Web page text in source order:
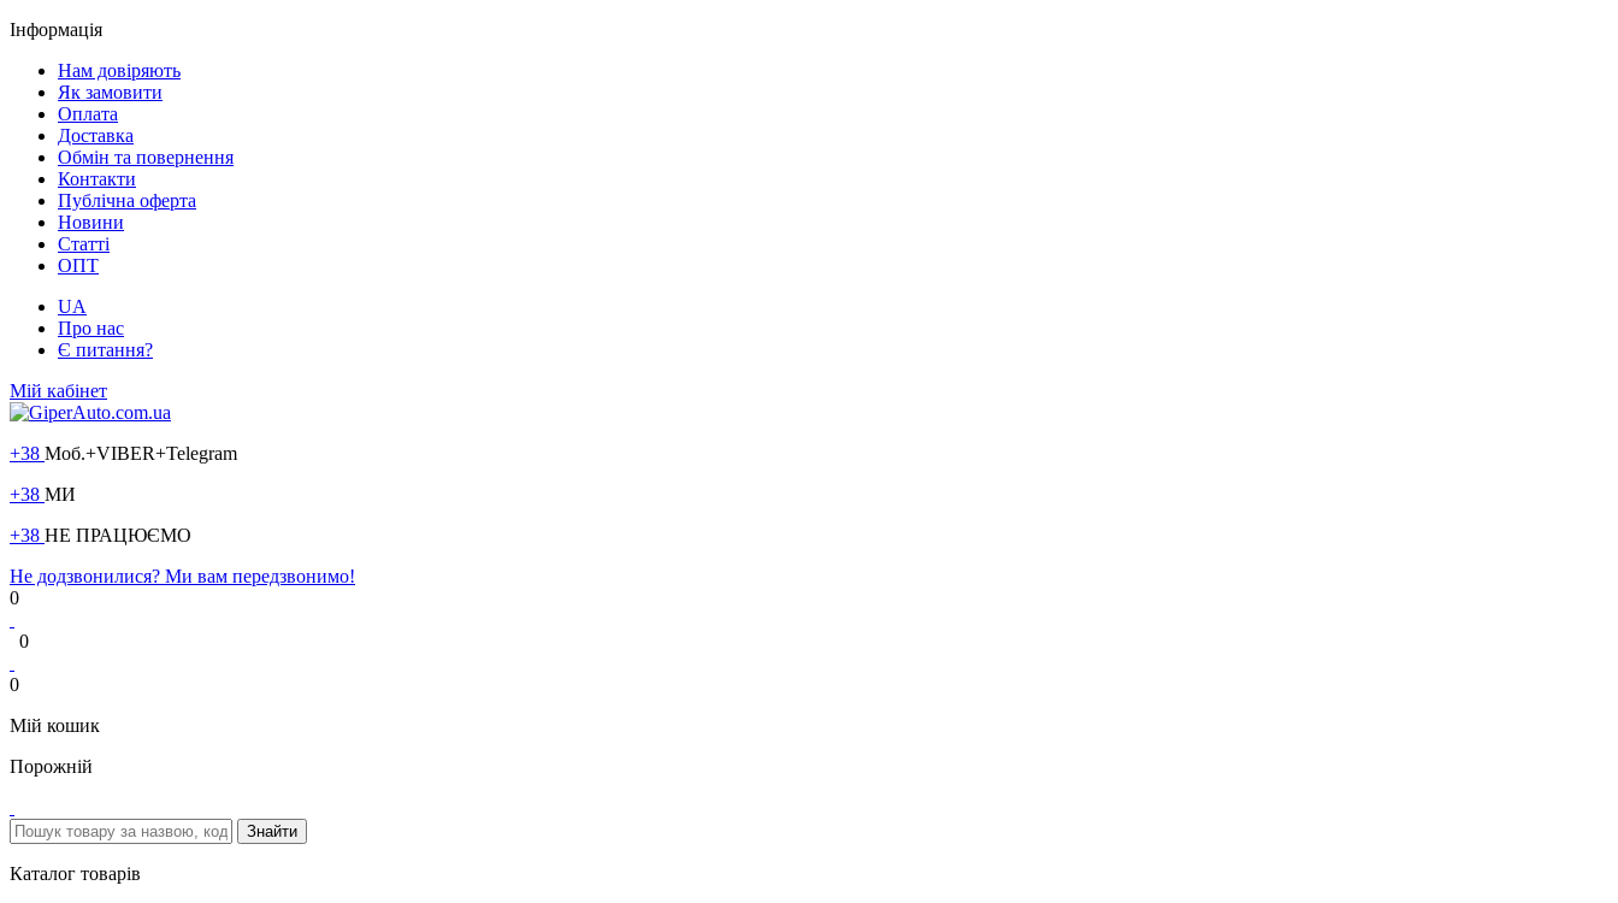
Інформація
Нам довіряють
Як замовити
Оплата
Доставка
Обмін та повернення
Контакти
Публічна оферта
Новини
Статті
ОПТ
UA
Про нас
Є питання?
Мій кабінет
+38 Моб.+VIBER+Telegram
+38 МИ
+38 НЕ ПРАЦЮЄМО
Не додзвонилися? Ми вам передзвонимо!
0
0
0
Мій кошик
Порожній
Каталог товарів